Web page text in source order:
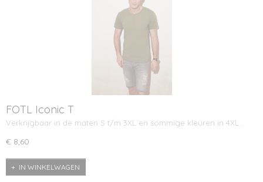
FOTL Iconic T
Verkrijgbaar in de maten S t/m 3XL en sommige kleuren in 4XL…
€ 8,60
IN WINKELWAGEN